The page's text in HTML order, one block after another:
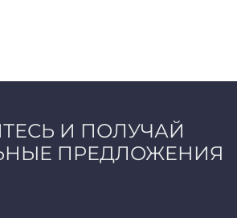
И ПОЛУЧАЙ
ПРЕДЛОЖЕНИЯ